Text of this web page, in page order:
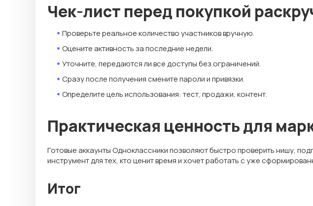
Чек-лист перед покупкой
Проверьте реальное количество участников вручную.
Оцените активность за последние недели.
Уточните, передаются ли все доступы без ограничений.
Сразу после получения смените пароли и привязки.
Определите цель использования: тест, продажи, контент.
Практическая ценность для
Готовые аккаунты Одноклассники позволяют быстро проверить нишу,
инструмент для тех, кто ценит время и хочет работать с уже
Итог